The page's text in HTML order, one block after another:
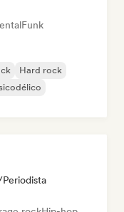
Funk
Hard rock